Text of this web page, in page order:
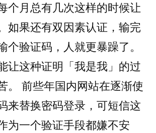
月总有几次这样的时候让
如果还有双因素认证，输完
个验证码，人就更暴躁了。
让这种证明「我是我」的过
。 前些年国内网站在逐渐使
来替换密码登录，可短信这
为一个验证手段都嫌不安